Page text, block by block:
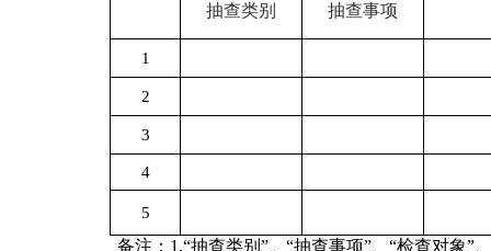
抽查类别 抽查事项
1
2
3
4
5
备注：1.“抽查类别”、“抽查事项”、“检查对象